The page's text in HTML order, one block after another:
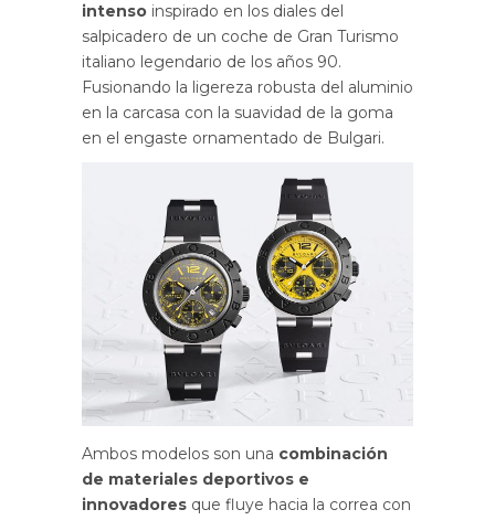
intenso inspirado en los diales del
salpicadero de un coche de Gran Turismo
italiano legendario de los años 90.
Fusionando la ligereza robusta del aluminio
en la carcasa con la suavidad de la goma
en el engaste ornamentado de Bulgari.
Ambos modelos son una combinación
de materiales deportivos e
innovadores que fluye hacia la correa con